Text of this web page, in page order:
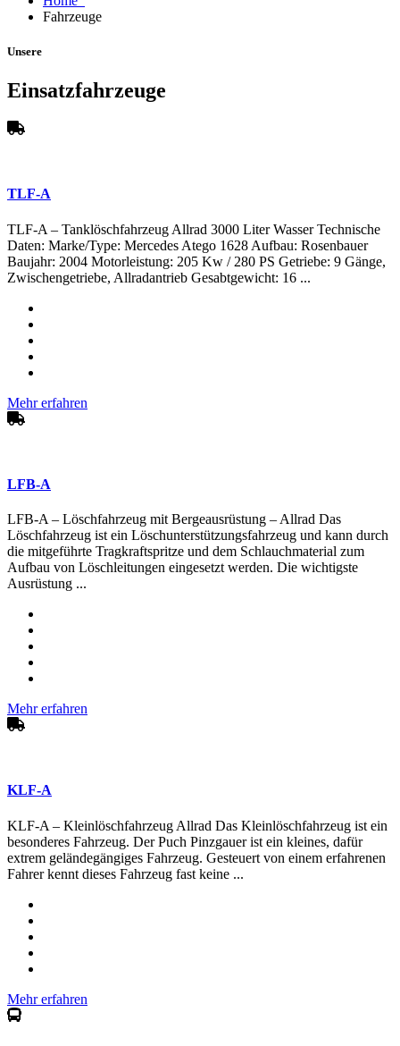
Fahrzeuge
Unsere
Einsatzfahrzeuge
TLF-A
TLF-A – Tanklöschfahrzeug Allrad 3000 Liter Wasser Technische
Daten: Marke/Type: Mercedes Atego 1628 Aufbau: Rosenbauer
Baujahr: 2004 Motorleistung: 205 Kw / 280 PS Getriebe: 9 Gänge,
Zwischengetriebe, Allradantrieb Gesabtgewicht: 16 ...
Mehr erfahren
LFB-A
LFB-A – Löschfahrzeug mit Bergeausrüstung – Allrad Das
Löschfahrzeug ist ein Löschunterstützungsfahrzeug und kann durch
die mitgeführte Tragkraftspritze und dem Schlauchmaterial zum
Aufbau von Löschleitungen eingesetzt werden. Die wichtigste
Ausrüstung ...
Mehr erfahren
KLF-A
KLF-A – Kleinlöschfahrzeug Allrad Das Kleinlöschfahrzeug ist ein
besonderes Fahrzeug. Der Puch Pinzgauer ist ein kleines, dafür
extrem geländegängiges Fahrzeug. Gesteuert von einem erfahrenen
Fahrer kennt dieses Fahrzeug fast keine ...
Mehr erfahren